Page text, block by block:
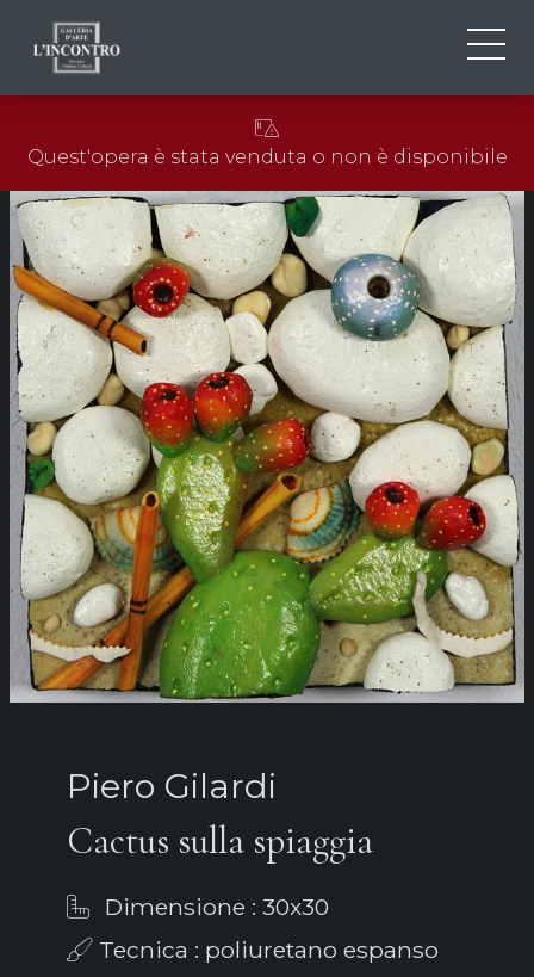
EN
FR
NEWS ED EVENTI
ARTISTI E OPERE
MOSTRE
CONTATTI
Quest'opera è stata venduta o non è disponibile
Piero Gilardi
Cactus sulla spiaggia
Dimensione : 30x30
Tecnica : poliuretano espanso